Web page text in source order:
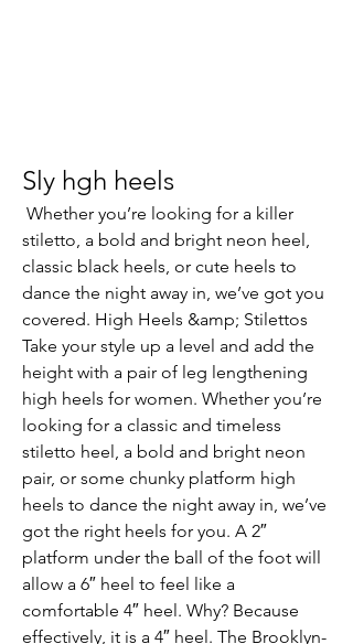
Sly hgh heels
stiletto, a bold and bright neon heel,
classic black heels, or cute heels to
dance the night away in, we’ve got you
covered. High Heels &amp; Stilettos
Take your style up a level and add the
height with a pair of leg lengthening
high heels for women. Whether you’re
looking for a classic and timeless
stiletto heel, a bold and bright neon
pair, or some chunky platform high
heels to dance the night away in, we’ve
got the right heels for you. A 2″
platform under the ball of the foot will
allow a 6″ heel to feel like a
comfortable 4″ heel. Why? Because
effectively, it is a 4″ heel. The Brooklyn-